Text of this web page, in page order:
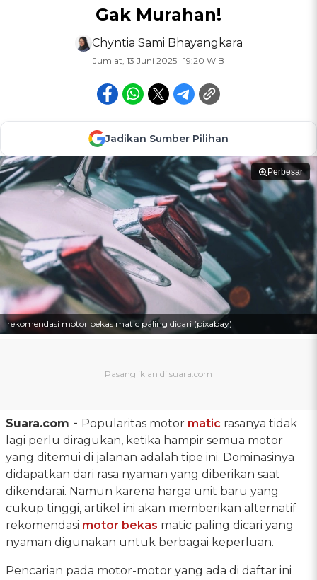
Gak Murahan!
Chyntia Sami Bhayangkara
Jum'at, 13 Juni 2025 | 19:20 WIB
Jadikan Sumber Pilihan
Perbesar
rekomendasi motor bekas matic paling dicari (pixabay)
Suara.com - Popularitas motor matic rasanya tidak
lagi perlu diragukan, ketika hampir semua motor
yang ditemui di jalanan adalah tipe ini. Dominasinya
didapatkan dari rasa nyaman yang diberikan saat
dikendarai. Namun karena harga unit baru yang
cukup tinggi, artikel ini akan memberikan alternatif
rekomendasi motor bekas matic paling dicari yang
nyaman digunakan untuk berbagai keperluan.
Pencarian pada motor-motor yang ada di daftar ini